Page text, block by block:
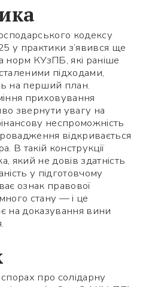
кодексу
у практики з’явився ще
норм КУзПБ, які раніше
підходами,
на перший план.
приховування
звернути увагу на
неспроможність
відкривається
В такій конструкції
який не довів здатність
у підготовчому
ознак правової
стану — і це
на доказування вини
про солідарну